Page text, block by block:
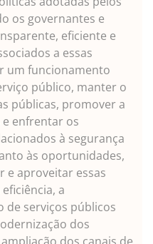
os governantes e
eficiente e
a essas
um funcionamento
público, manter o
públicas, promover a
enfrentar os
à segurança
às oportunidades,
e aproveitar essas
a
de serviços públicos
dos